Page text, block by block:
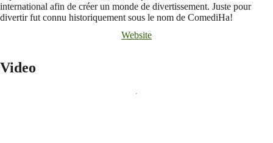
international afin de créer un monde de divertissement. Juste pour
divertir fut connu historiquement sous le nom de ComediHa!
Website
Video